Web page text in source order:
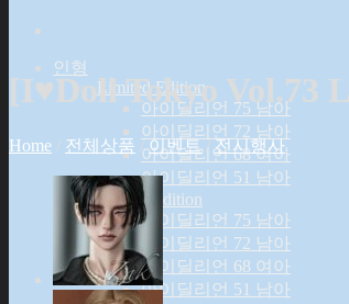
인형
Limited Edition
아이딜리언 75 남아
아이딜리언 72 남아
아이딜리언 68 여아
아이딜리언 51 남아
Special Edition
아이딜리언 75 남아
아이딜리언 72 남아
아이딜리언 68 여아
아이딜리언 51 남아
[I♥Doll Tokyo Vol.73
Home 전체상품 / 이벤트 / 전시행사